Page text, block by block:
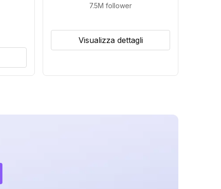
7.5M follower
Visualizza dettagli